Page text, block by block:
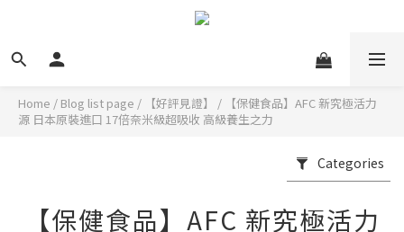
Home / Blog list page / 【好評見證】 /
【保健食品】AFC 新究極活力
源 日本原裝進口 17倍奈米級超吸收 高級養生之力
Categories
【保健食品】AFC 新究極活力